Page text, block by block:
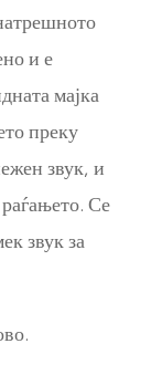
и е
мајка
преку
звук, и
Се
звук за